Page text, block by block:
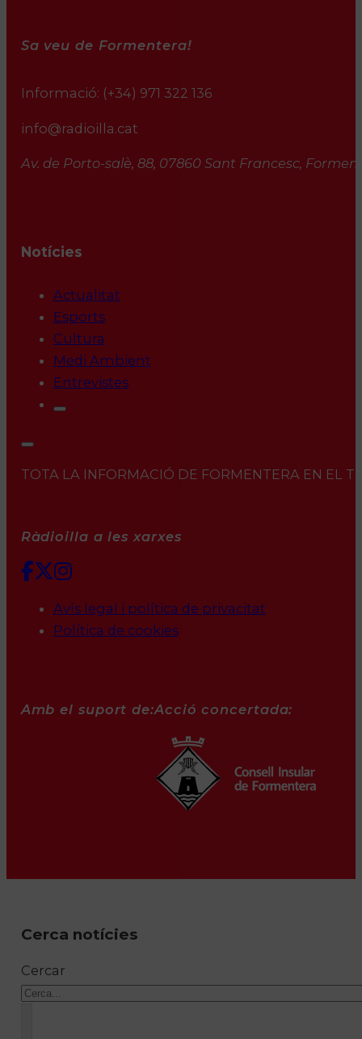
Sa veu de Formentera!
Informació: (+34) 971 322 136
info@radioilla.cat
Av. de Porto-salè, 88, 07860 Sant Francesc,
Notícies
Actualitat
Esports
Cultura
Medi Ambient
Entrevistes
TOTA LA INFORMACIÓ DE FORMENTERA EN EL
Ràdioilla a les xarxes
Avís legal i política de privacitat
Política de cookies
Amb el suport de:Acció concertada:
Cerca notícies
Cercar